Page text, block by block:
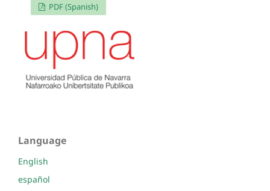
PDF (Spanish)
Language
English
español